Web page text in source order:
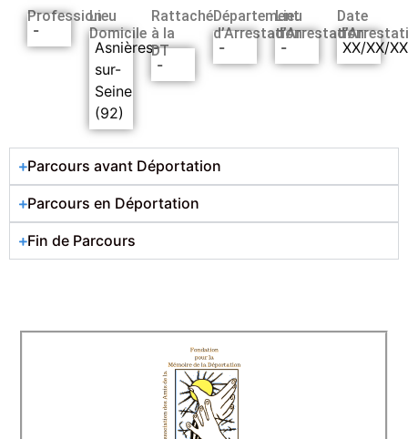
Profession
-
Lieu
Domicile
Asnières-
sur-
Seine
(92)
Rattaché
à la
DT
-
Département
d’Arrestation
-
Lieu
d’Arrestation
-
Date
XX/XX/
Parcours avant Déportation
Parcours en Déportation
Fin de Parcours